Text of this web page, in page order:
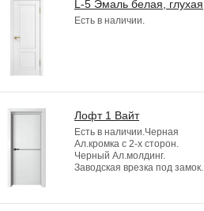
L-5 Эмаль белая, глухая
Есть в наличии.
Лофт 1 Вайт
Есть в наличии.Черная
Ал.кромка с 2-х сторон.
Черный Ал.молдинг.
Заводская врезка под замок.